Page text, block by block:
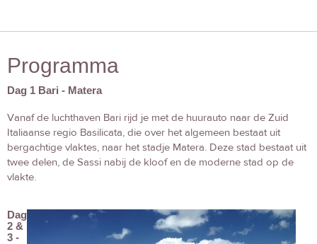
Programma
Dag 1 Bari - Matera
Vanaf de luchthaven Bari rijd je met de huurauto naar de Zuid
Italiaanse regio Basilicata, die over het algemeen bestaat uit
bergachtige vlaktes, naar het stadje Matera. Deze stad bestaat uit
twee delen, de Sassi nabij de kloof en de moderne stad op de
vlakte.
Dag
2 &
3 -